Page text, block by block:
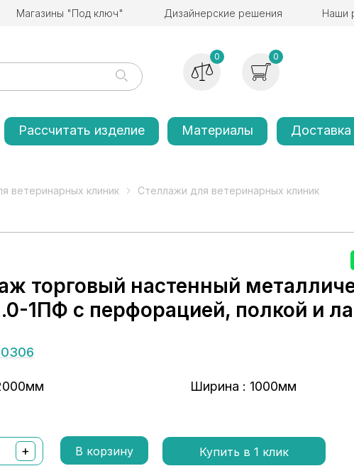
Магазины "Под ключ" Дизайнерские решения Наши
0 0
Рассчитать изделие Материалы Доставка
ветеринарных клиник Стеллажи для ветеринарных клиник
торговый настенный
1ПФ с перфорацией, полкой и
Ширина : 1000мм
+ В корзину Купить в 1 клик